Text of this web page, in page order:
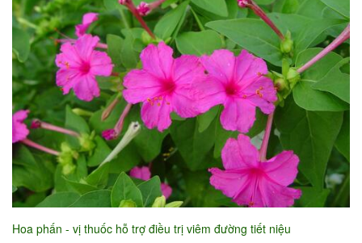
Hoa phấn - vị thuốc hỗ trợ điều trị viêm đường tiết niệu